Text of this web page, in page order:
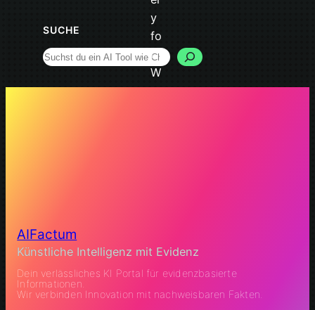
SUCHE
Search
AIFactum
Künstliche Intelligenz mit Evidenz
Dein verlässliches KI Portal für evidenzbasierte
Informationen.
Wir verbinden Innovation mit nachweisbaren Fakten.